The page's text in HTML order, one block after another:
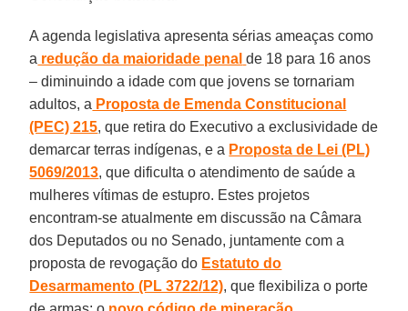
A agenda legislativa apresenta sérias ameaças como
a redução da maioridade penal de 18 para 16 anos
– diminuindo a idade com que jovens se tornariam
adultos, a Proposta de Emenda Constitucional
(PEC) 215, que retira do Executivo a exclusividade de
demarcar terras indígenas, e a Proposta de Lei (PL)
5069/2013, que dificulta o atendimento de saúde a
mulheres vítimas de estupro. Estes projetos
encontram-se atualmente em discussão na Câmara
dos Deputados ou no Senado, juntamente com a
proposta de revogação do Estatuto do
Desarmamento (PL 3722/12), que flexibiliza o porte